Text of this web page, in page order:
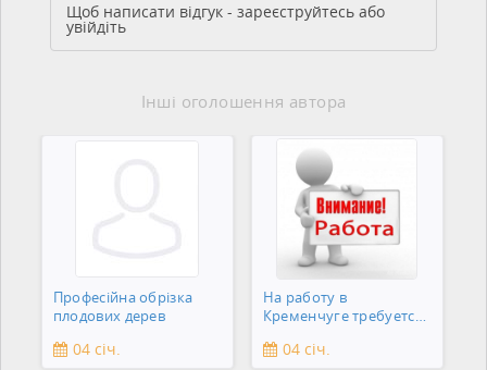
Щоб написати відгук - зареєструйтесь або
увійдіть
Інші оголошення автора
Професійна обрізка
плодових дерев
04 січ.
На работу в
Кременчуге требуется
04 січ.